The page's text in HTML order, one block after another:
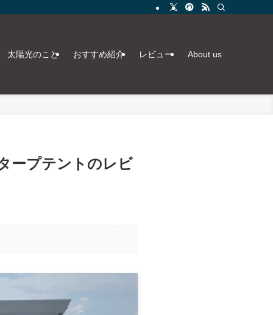
太陽光のこと おすすめ紹介 レビュー About us
ープテントのレビ